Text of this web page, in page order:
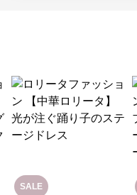
SALE